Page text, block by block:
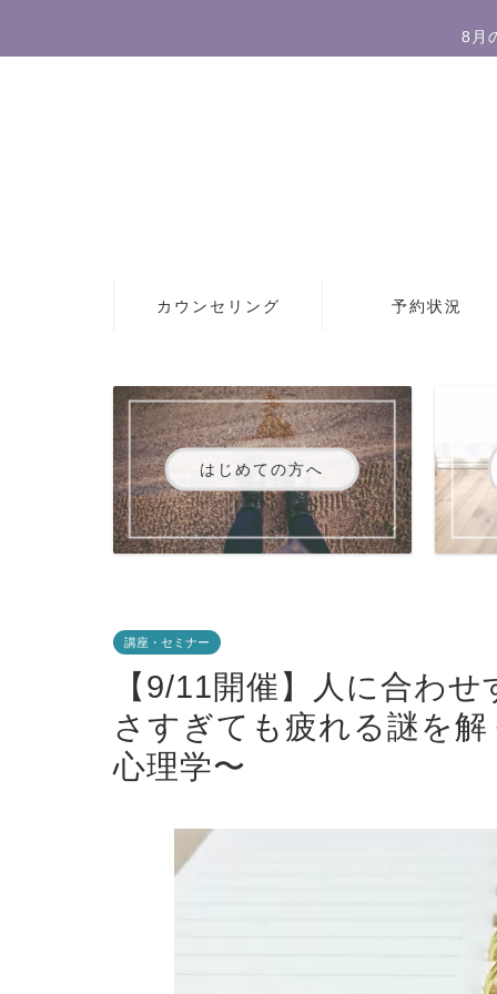
8月
カウンセリング 予約状況
はじめての方へ
講座・セミナー
【9/11開催】人に合わ
さすぎても疲れる謎を
心理学〜